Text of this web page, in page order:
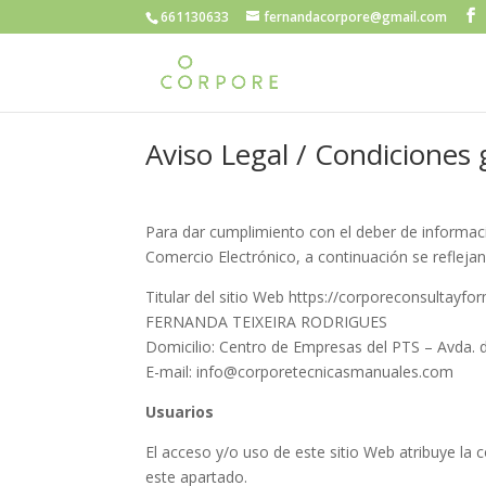
661130633 fernandacorpore@gmail.com
Aviso Legal / Condiciones
Para dar cumplimiento con el deber de
Comercio Electrónico, a continuación se
Titular del sitio Web https://
FERNANDA TEIXEIRA RODRIGUES
Domicilio: Centro de Empresas del PTS – Avda.
E-mail: info@corporetecnicasmanuales.com
Usuarios
El acceso y/o uso de este sitio Web atribuye la
este apartado.